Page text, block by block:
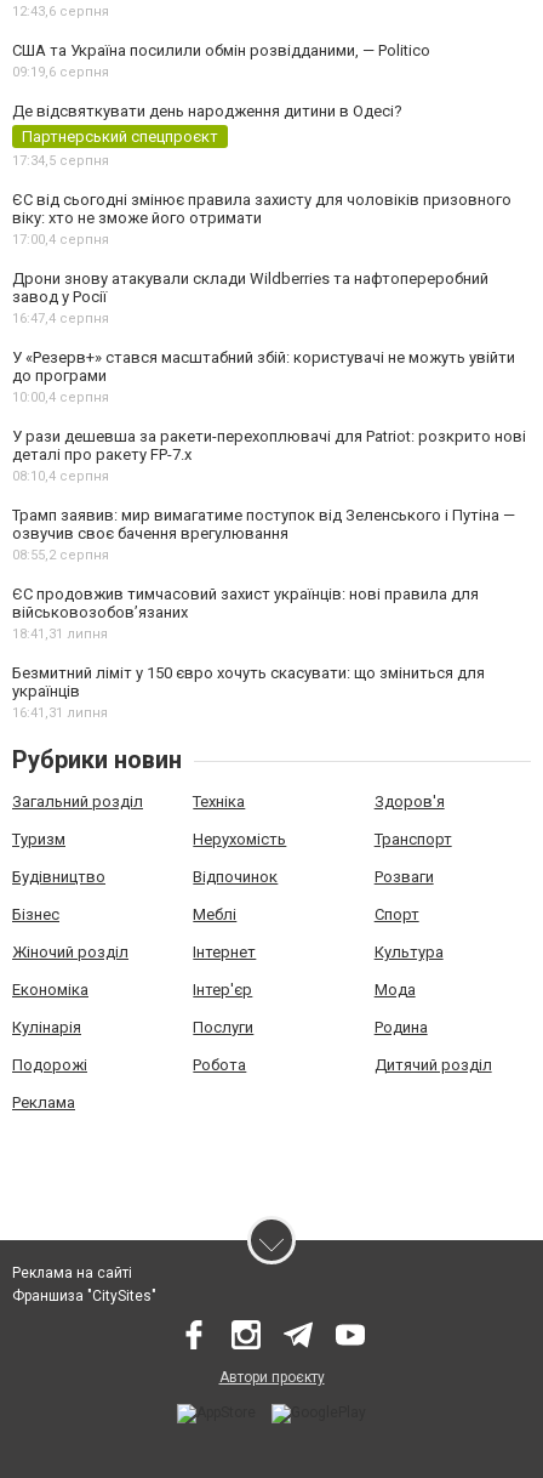
12:43,6 серпня
США та Україна посилили обмін розвідданими, — Politico
09:19,6 серпня
Де відсвяткувати день народження дитини в Одесі?
Партнерський спецпроєкт
17:34,5 серпня
ЄС від сьогодні змінює правила захисту для чоловіків призовного
віку: хто не зможе його отримати
17:00,4 серпня
Дрони знову атакували склади Wildberries та нафтопереробний
завод у Росії
16:47,4 серпня
У «Резерв+» стався масштабний збій: користувачі не можуть увійти
до програми
10:00,4 серпня
У рази дешевша за ракети-перехоплювачі для Patriot: розкрито нові
деталі про ракету FP-7.x
08:10,4 серпня
Трамп заявив: мир вимагатиме поступок від Зеленського і Путіна —
озвучив своє бачення врегулювання
08:55,2 серпня
ЄС продовжив тимчасовий захист українців: нові правила для
військовозобов’язаних
18:41,31 липня
Безмитний ліміт у 150 євро хочуть скасувати: що зміниться для
українців
16:41,31 липня
Рубрики новин
Загальний розділ Техніка Здоров'я
Туризм Нерухомість Транспорт
Будівництво Відпочинок Розваги
Бізнес Меблі Спорт
Жіночий розділ Інтернет Культура
Економіка Інтер'єр Мода
Кулінарія Послуги Родина
Подорожі Робота Дитячий розділ
Реклама
Реклама на сайті
Франшиза "CitySites"
Автори проєкту